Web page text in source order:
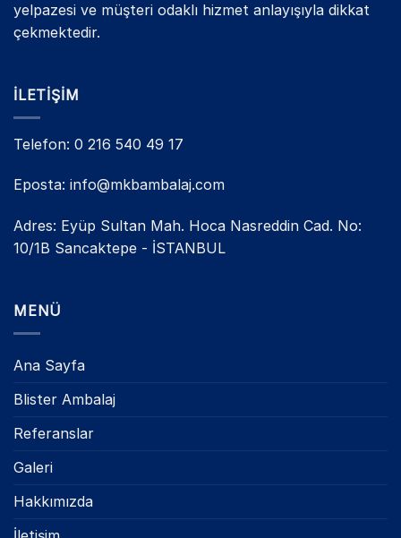
yelpazesi ve müşteri odaklı hizmet anlayışıyla dikkat
çekmektedir.
İLETIŞIM
Telefon: 0 216 540 49 17
Eposta: info@mkbambalaj.com
Adres: Eyüp Sultan Mah. Hoca Nasreddin Cad. No:
10/1B Sancaktepe - İSTANBUL
MENÜ
Ana Sayfa
Blister Ambalaj
Referanslar
Galeri
Hakkımızda